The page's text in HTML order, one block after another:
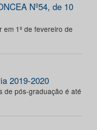
Nº54, de 10
em 1º de fevereiro de
2019-2020
de pós-graduação é até